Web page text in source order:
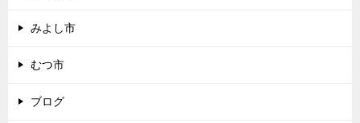
みよし市
むつ市
ブログ